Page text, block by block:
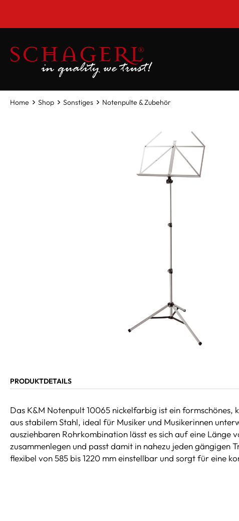
Home Shop Sonstiges Notenpulte & Zubehör
PRODUKTDETAILS
Das K&M Notenpult 10065 nickelfarbig ist ein
aus stabilem Stahl, ideal für Musiker und Musikerinnen
ausziehbaren Rohrkombination lässt es sich auf eine Länge
zusammenlegen und passt damit in nahezu jeden gängigen
flexibel von 585 bis 1220 mm einstellbar und sorgt für eine